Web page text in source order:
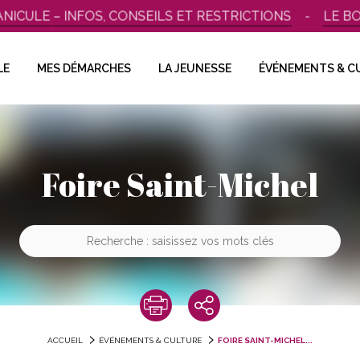
– INFOS, CONSEILS ET RESTRICTIONS LE
MES DÉMARCHES LA JEUNESSE ÉVÉNEMENTS &
Foire Saint-Michel
ACCUEIL ÉVÉNEMENTS & CULTURE FOIRE SAINT-MICHEL...